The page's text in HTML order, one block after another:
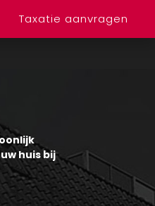
Taxatie aanvragen
huis bij